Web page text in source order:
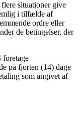
flere situationer give
i tilfælde af
ordre eller
de betingelser, der
foretage
på fjorten (14) dage
som angivet af